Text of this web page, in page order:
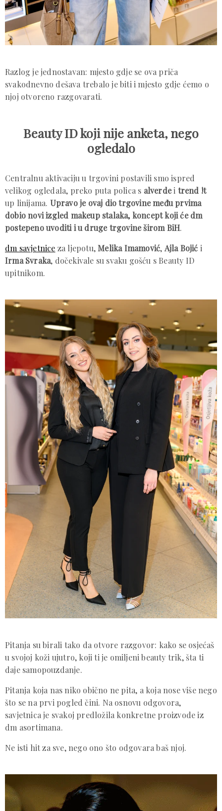
Razlog je jednostavan: mjesto gdje se ova priča
svakodnevno dešava trebalo je biti i mjesto gdje ćemo o
njoj otvoreno razgovarati.
Beauty ID koji nije anketa, nego
ogledalo
Centralnu aktivaciju u trgovini postavili smo ispred
velikog ogledala, preko puta polica s alverdei trend !t
up linijama. Upravo je ovaj dio trgovine među prvima
dobio novi izgled makeup stalaka, koncept koji će dm
postepeno uvoditi i u druge trgovine širom BiH.
dm savjetnice za ljepotu,Melika Imamović, Ajla Bojić i
Irma Svraka, dočekivale su svaku gošću s Beauty ID
upitnikom.
Pitanja su birali tako da otvore razgovor: kako se osjećaš
u svojoj koži ujutro, koji ti je omiljeni beauty trik, šta ti
daje samopouzdanje.
Pitanja koja nas niko obično ne pita, a koja nose više nego
što se na prvi pogled čini. Na osnovu odgovora,
savjetnica je svakoj predložila konkretne proizvode iz
dm asortimana.
Ne isti hit za sve, nego ono što odgovara baš njoj.